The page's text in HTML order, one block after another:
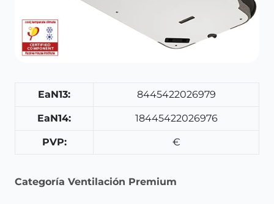
EaN13: 8445422026979
EaN14: 18445422026976
PVP: €
Categoría Ventilación Premium